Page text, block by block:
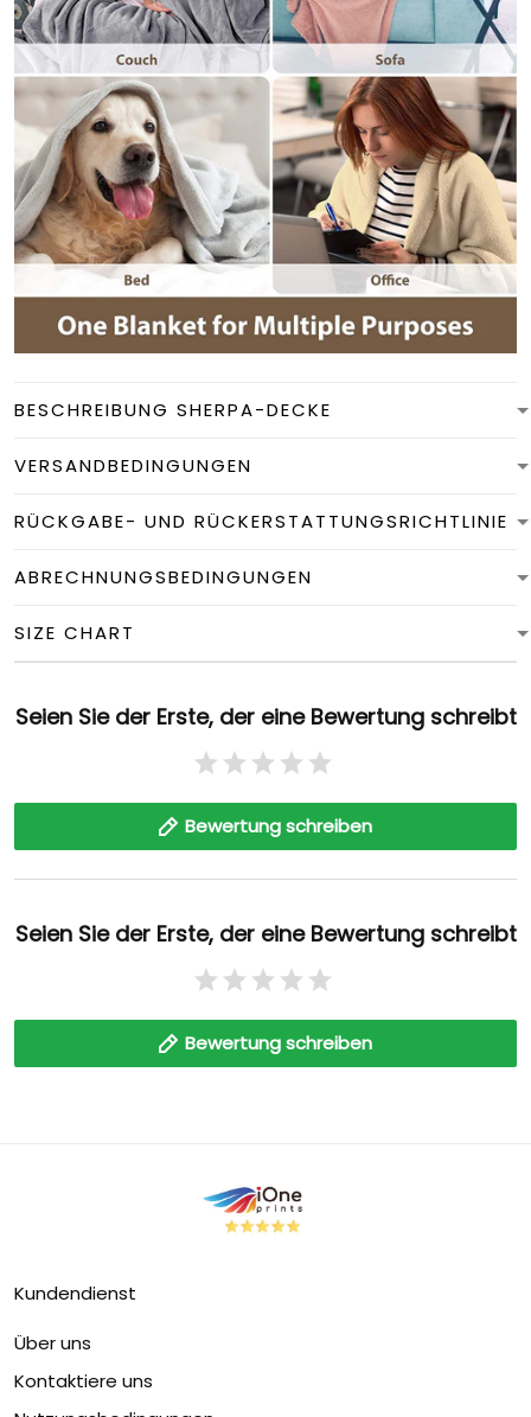
BESCHREIBUNG SHERPA-DECKE
VERSANDBEDINGUNGEN
RÜCKGABE- UND RÜCKERSTATTUNGSRICHTLINIE
ABRECHNUNGSBEDINGUNGEN
SIZE CHART
Seien Sie der Erste, der eine Bewertung schreibt
Bewertung schreiben
Seien Sie der Erste, der eine Bewertung schreibt
Bewertung schreiben
Kundendienst
Über uns
Kontaktiere uns